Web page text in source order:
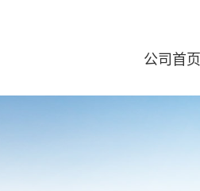
公司首页